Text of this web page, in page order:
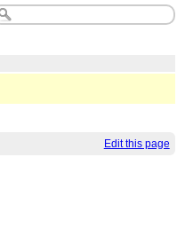
Edit this page